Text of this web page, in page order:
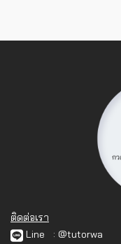
ติดต่อเรา
Line : @tutorwa